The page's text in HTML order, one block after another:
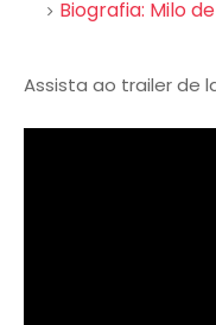
Biografia: Milo
Assista ao trailer de